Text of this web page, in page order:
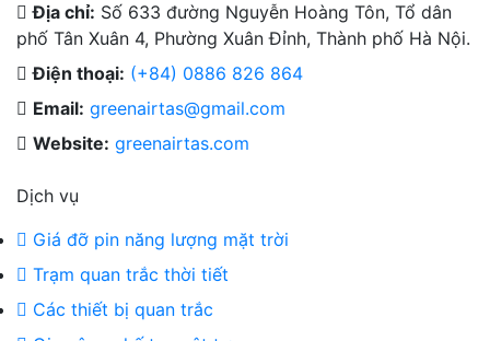
Địa chỉ: Số 633 đường Nguyễn Hoàng Tôn, Tổ dân
phố Tân Xuân 4, Phường Xuân Đỉnh, Thành phố Hà Nội.
Điện thoại: (+84) 0886 826 864
Email: greenairtas@gmail.com
Website: greenairtas.com
Dịch vụ
Giá đỡ pin năng lượng mặt trời
Trạm quan trắc thời tiết
Các thiết bị quan trắc